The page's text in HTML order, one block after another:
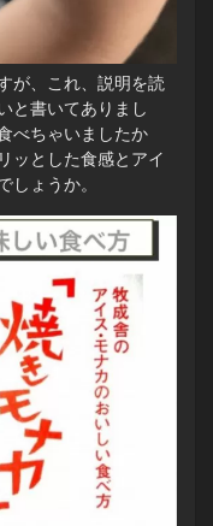
が、これ、説明を読
と書いてありまし
べちゃいましたか
ッとした食感とアイ
しょうか。